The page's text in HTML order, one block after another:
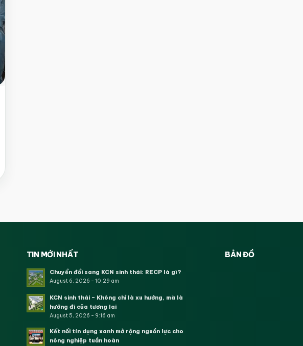
TIN MỚI NHẤT
Chuyển đổi sang KCN sinh thái: RECP là gì?
August 6, 2026 - 10:29 am
KCN sinh thái – Không chỉ là xu hướng, mà là
hướng đi của tương lai
August 5, 2026 - 9:16 am
Kết nối tín dụng xanh mở rộng nguồn lực cho
nông nghiệp tuần hoàn
BẢN ĐỒ